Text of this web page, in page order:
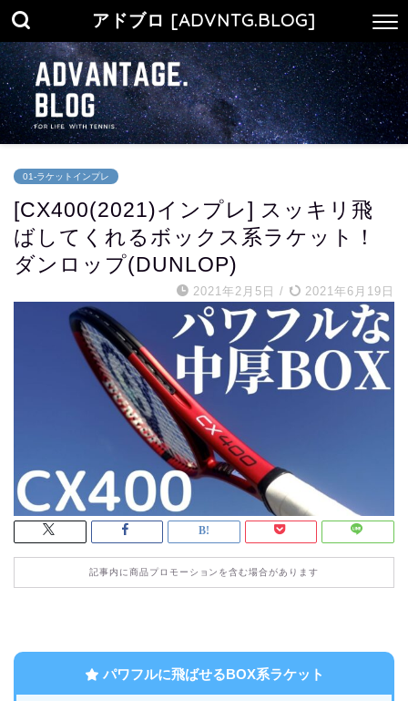
アドブロ [ADVNTG.BLOG]
01-ラケットインプレ
[CX400(2021)インプレ] スッキリ飛
ばしてくれるボックス系ラケット！
ダンロップ(DUNLOP)
2021年2月5日 / 2021年6月19日
記事内に商品プロモーションを含む場合があります
パワフルに飛ばせるBOX系ラケット